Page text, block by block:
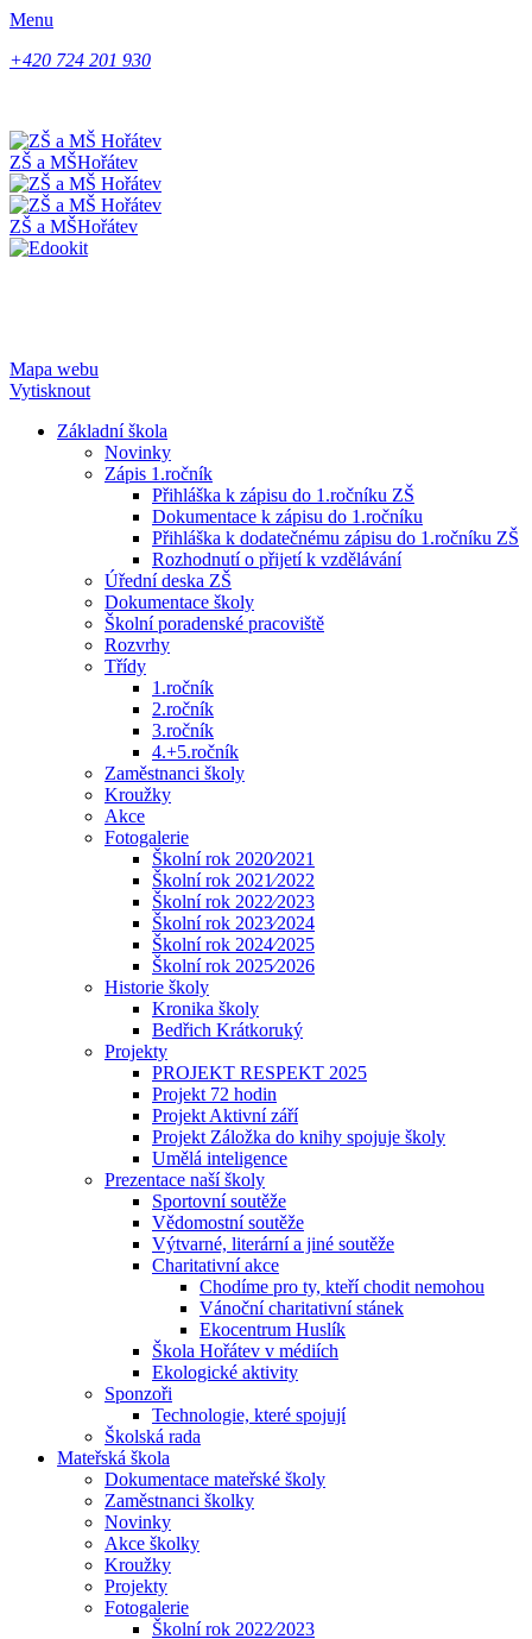
Menu
+420 724 201 930
ZŠ a MŠHořátev
ZŠ a MŠHořátev
Mapa webu
Vytisknout
Základní škola
Novinky
Zápis 1.ročník
Přihláška k zápisu do 1.ročníku ZŠ
Dokumentace k zápisu do 1.ročníku
Přihláška k dodatečnému zápisu do 1.ročníku ZŠ
Rozhodnutí o přijetí k vzdělávání
Úřední deska ZŠ
Dokumentace školy
Školní poradenské pracoviště
Rozvrhy
Třídy
1.ročník
2.ročník
3.ročník
4.+5.ročník
Zaměstnanci školy
Kroužky
Akce
Fotogalerie
Školní rok 2020⁄2021
Školní rok 2021⁄2022
Školní rok 2022⁄2023
Školní rok 2023⁄2024
Školní rok 2024⁄2025
Školní rok 2025⁄2026
Historie školy
Kronika školy
Bedřich Krátkoruký
Projekty
PROJEKT RESPEKT 2025
Projekt 72 hodin
Projekt Aktivní září
Projekt Záložka do knihy spojuje školy
Umělá inteligence
Prezentace naší školy
Sportovní soutěže
Vědomostní soutěže
Výtvarné, literární a jiné soutěže
Charitativní akce
Chodíme pro ty, kteří chodit nemohou
Vánoční charitativní stánek
Ekocentrum Huslík
Škola Hořátev v médiích
Ekologické aktivity
Sponzoři
Technologie, které spojují
Školská rada
Mateřská škola
Dokumentace mateřské školy
Zaměstnanci školky
Novinky
Akce školky
Kroužky
Projekty
Fotogalerie
Školní rok 2022⁄2023